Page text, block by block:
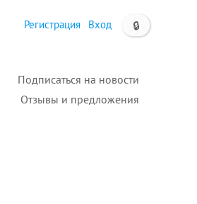
🔒
Регистрация Вход
Подписаться на новости
Отзывы и предложения